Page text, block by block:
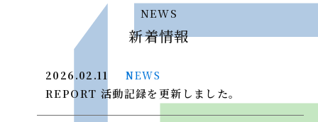
NEWS
新着情報
2026.02.11 NEWS
REPORT 活動記録を更新しました。